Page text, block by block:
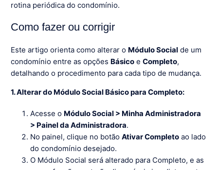
rotina periódica do condomínio.
Como fazer ou corrigir
Este artigo orienta como alterar o Módulo Social de um
condomínio entre as opções Básico eCompleto,
detalhando o procedimento para cada tipo de mudança.
1. Alterar do Módulo Social Básico para Completo:
Acesse o Módulo Social > Minha Administradora
> Painel da Administradora.
No painel, clique no botãoAtivar Completo ao lado
do condomínio desejado.
O Módulo Social será alterado para Completo, e as